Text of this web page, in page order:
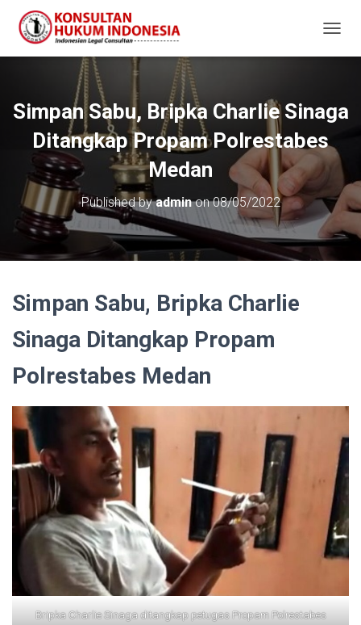
O
E
A
V
G
A
I
Simpan Sabu, Bripka Charlie Sinaga
Ditangkap Propam Polrestabes
Medan
Published byadminon08/05/2022
Simpan Sabu, Bripka Charlie
Sinaga Ditangkap Propam
Polrestabes Medan
Bripka Charlie Sinaga ditangkap petugas Propam Polrestabes